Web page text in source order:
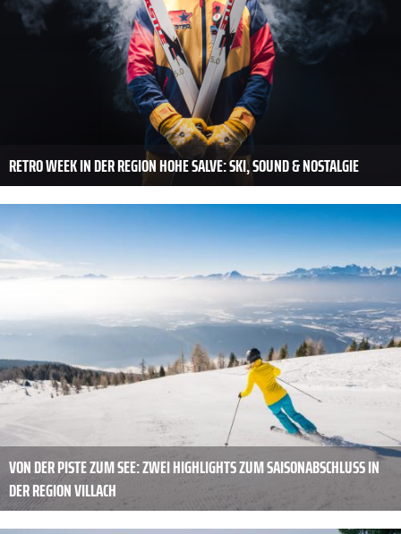
RETRO WEEK IN DER REGION HOHE SALVE: SKI, SOUND & NOSTALGIE
VON DER PISTE ZUM SEE: ZWEI HIGHLIGHTS ZUM SAISONABSCHLUSS IN
DER REGION VILLACH